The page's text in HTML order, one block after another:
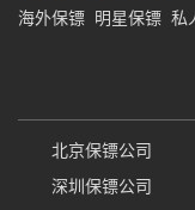
海外保镖
明星保镖 私
北京保镖公司
深圳保镖公司